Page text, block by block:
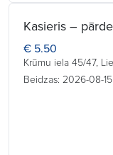
Kasieris –
€ 5.50
Krūmu iela 45/47,
Beidzas: 2026-08-15